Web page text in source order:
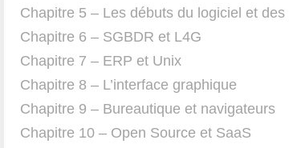
Chapitre 5 – Les débuts du logiciel et des
Chapitre 6 – SGBDR et L4G
Chapitre 7 – ERP et Unix
Chapitre 8 – L’interface graphique
Chapitre 9 – Bureautique et navigateurs
Chapitre 10 – Open Source et SaaS